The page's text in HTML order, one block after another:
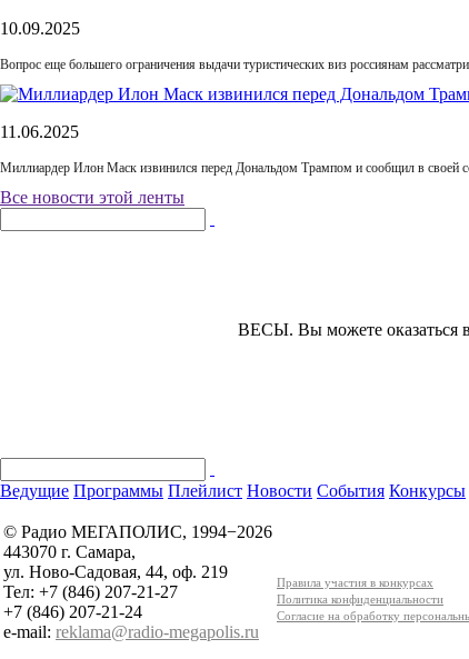
10.09.2025
Вопрос еще большего ограничения выдачи туристических виз россиянам
11.06.2025
Миллиардер Илон Маск извинился перед Дональдом Трампом и сообщил в своей
Все новости этой ленты
ВЕСЫ. Вы можете оказаться
Ведущие Программы Плейлист Новости События Конкурсы
© Радио МЕГАПОЛИС, 1994−2026
443070 г. Самара,
ул. Ново-Садовая, 44, оф. 219
Тел: +7 (846) 207-21-27
+7 (846) 207-21-24
e-mail: reklama@radio-megapolis.ru
Правила участия в конкурсах
Политика конфиденциальности
Согласие на обработку